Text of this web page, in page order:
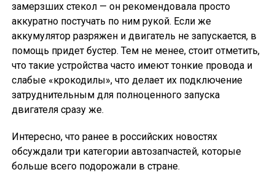
замерзших стекол — он рекомендовала просто
аккуратно постучать по ним рукой. Если же
аккумулятор разряжен и двигатель не запускается, в
помощь придет бустер. Тем не менее, стоит отметить,
что такие устройства часто имеют тонкие провода и
слабые «крокодилы», что делает их подключение
затруднительным для полноценного запуска
двигателя сразу же.
Интересно, что ранее в российских новостях
обсуждали три категории автозапчастей, которые
больше всего подорожали в стране.